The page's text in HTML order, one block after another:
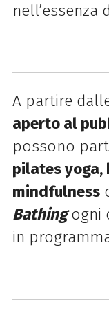
nell’essenza
A partire
aperto al
possono
pilates yoga,
mindfulness
Bathingogni
in